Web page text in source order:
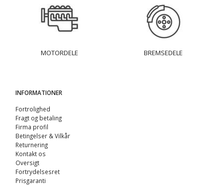
MOTORDELE BREMSEDELE
INFORMATIONER
Fortrolighed
Fragt og betaling
Firma profil
Betingelser & Vilkår
Returnering
Kontakt os
Oversigt
Fortrydelsesret
Prisgaranti